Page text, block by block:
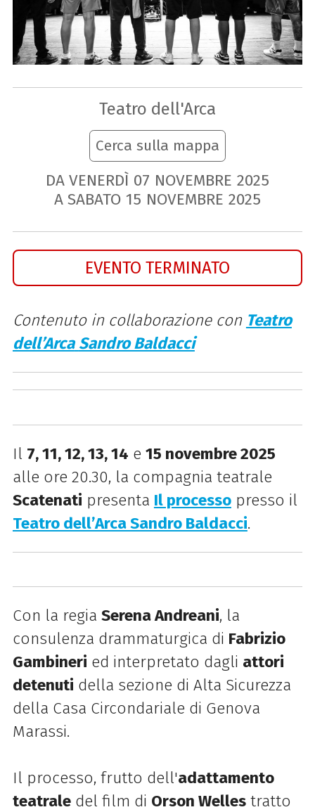
Teatro dell'Arca
Cerca sulla mappa
DA VENERDÌ 07 NOVEMBRE 2025
A SABATO 15 NOVEMBRE 2025
EVENTO TERMINATO
Contenuto in collaborazione con Teatro
dell’Arca Sandro Baldacci
Il 7, 11, 12, 13, 14 e 15 novembre 2025
alle ore 20.30, la compagnia teatrale
Scatenati presenta Il processopresso il
Teatro dell’Arca Sandro Baldacci.
Con la regia Serena Andreani, la
consulenza drammaturgica di Fabrizio
Gambineri ed interpretato dagli attori
detenuti della sezione di Alta Sicurezza
della Casa Circondariale di Genova
Marassi.
Il processo, frutto dell'adattamento
teatraledel film di Orson Wellestratto